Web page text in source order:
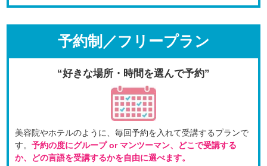
予約制／フリープラン
“好きな場所・時間を選んで予約”
美容院やホテルのように、毎回予約を入れて受講するプランで
す。 予約の度にグループ or マンツーマン、
どこで受講する
か、どの言語を受講するかを自由に選べます。